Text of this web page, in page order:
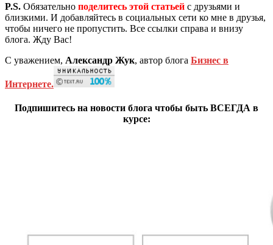
P.S. Обязательно поделитесь этой статьей с друзьями и
близкими. И добавляйтесь в социальных сети ко мне в друзья,
чтобы ничего не пропустить. Все ссылки справа и внизу
блога. Жду Вас!
С уважением, Александр Жук, автор блога Бизнес в
Интернете.
Подпишитесь на новости блога чтобы быть ВСЕГДА в
курсе: